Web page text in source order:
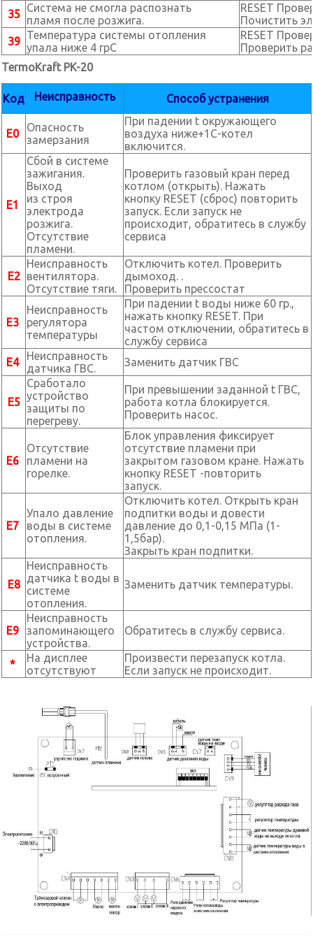
35 Система не смогла распознать
пламя после розжига.
RESET
Почистить
39 Температура системы отопления
упала ниже 4 грС
RESET
Проверить
TermoKraft PK-20
Код Неисправность Способ устранения
Е0
Опасность
замерзания
При падении t окружающего
воздуха ниже+1С-котел
включится.
Е1
Сбой в системе
зажигания.
Выход
из строя
электрода
розжига.
Отсутствие
пламени.
Проверить газовый кран перед
котлом (открыть). Нажать
кнопку RESET (сброс) повторить
запуск. Если запуск не
происходит, обратитесь в службу
сервиса
Е2
Неисправность
вентилятора.
Отсутствие тяги.
Отключить котел. Проверить
дымоход. .
Проверить прессостат
Е3
Неисправность
регулятора
температуры
При падении t воды ниже 60 гр.,
нажать кнопку RESET. При
частом отключении, обратитесь в
службу сервиса
Е4
Неисправность
датчика ГВС.
Заменить датчик ГВС
Е5
Сработало
устройство
защиты по
перегреву.
При превышении заданной t ГВС,
работа котла блокируется.
Проверить насос.
Е6
Отсутствие
пламени на
горелке.
Блок управления фиксирует
отсутствие пламени при
закрытом газовом кране. Нажать
кнопку RESET -повторить
запуск.
Е7
Упало давление
воды в системе
отопления.
Отключить котел. Открыть кран
подпитки воды и довести
давление до 0,1-0,15 МПа (1-
1,5бар).
Закрыть кран подпитки.
Е8
Неисправность
датчика t воды в
системе
отопления.
Заменить датчик температуры.
Е9
Неисправность
запоминающего
устройства.
Обратитесь в службу сервиса.
*
На дисплее
отсутствуют
Произвести перезапуск котла.
Если запуск не происходит.